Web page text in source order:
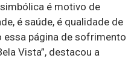
é motivo de
é saúde, é qualidade de
essa página de sofrimento
Vista”, destacou a